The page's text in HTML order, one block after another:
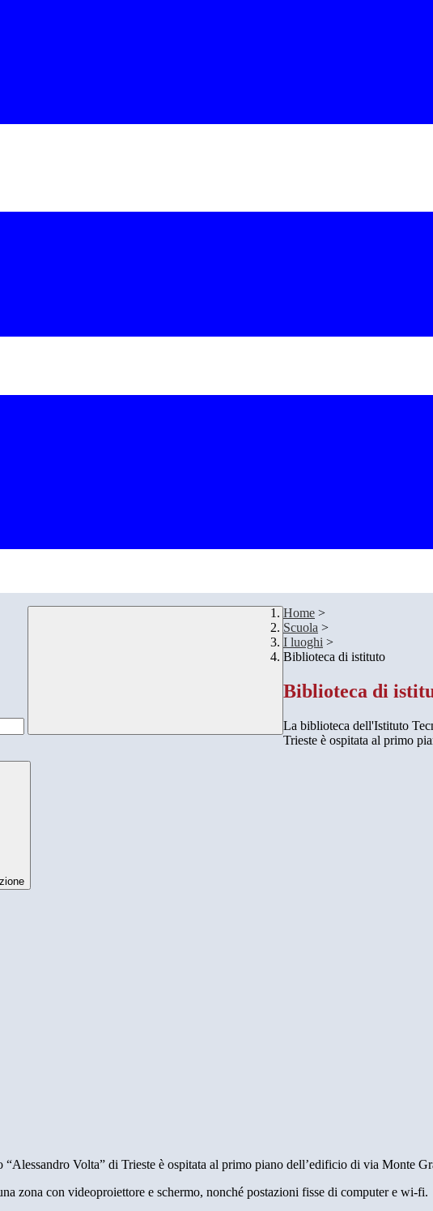
Home >
Scuola >
I luoghi >
Biblioteca di istituto
Biblioteca di
La biblioteca dell'Istituto
Trieste è ospitata al primo
Volta” di Trieste è ospitata al primo piano dell’edificio di via Monte
zona con videoproiettore e schermo, nonché postazioni fisse di computer e wi-fi.